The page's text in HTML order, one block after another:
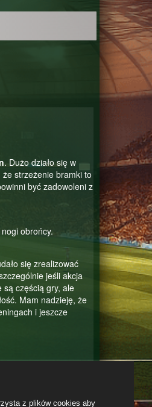
. Dużo działo się w
strzeżenie bramki to
być zadowoleni z
obrońcy.
się zrealizować
jeśli akcja
są częścią gry, ale
Mam nadzieję, że
i jeszcze
wysiłków i
że Jan Dyź
z plików cookies aby